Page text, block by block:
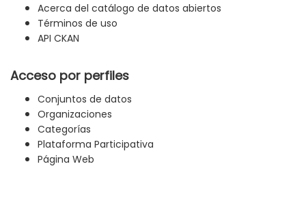
Acerca del catálogo de datos abiertos
Términos de uso
API CKAN
Acceso por perfiles
Conjuntos de datos
Organizaciones
Categorías
Plataforma Participativa
Página Web